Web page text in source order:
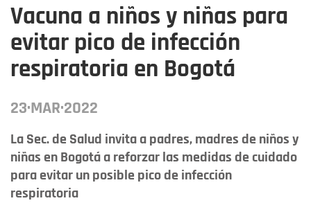
Vacuna a niños y niñas para
evitar pico de infección
respiratoria en Bogotá
23·MAR·2022
La Sec. de Salud invita a padres, madres de niños y
niñas en Bogotá a reforzar las medidas de cuidado
para evitar un posible pico de infección
respiratoria